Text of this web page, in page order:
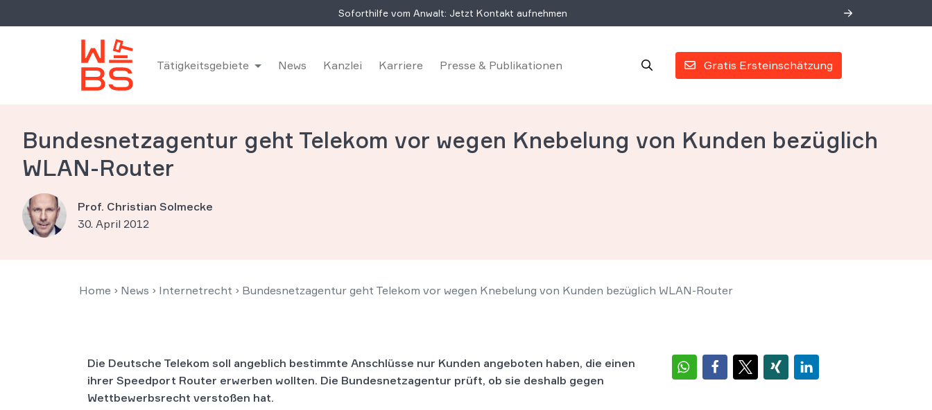
Soforthilfe vom Anwalt: Jetzt Kontakt aufnehmen
Gratis Ersteinschätzung
Tätigkeitsgebiete News Kanzlei Karriere Presse & Publikationen
Bundesnetzagentur geht Telekom vor wegen Knebelung von Kunden bezüglich
WLAN-Router
Prof. Christian Solmecke
30. April 2012
Home › News › Internetrecht › Bundesnetzagentur geht Telekom vor wegen Knebelung von Kunden bezüglich WLAN-Router
Die Deutsche Telekom soll angeblich bestimmte Anschlüsse nur Kunden angeboten haben, die einen
ihrer Speedport Router erwerben wollten. Die Bundesnetzagentur prüft, ob sie deshalb gegen
Wettbewerbsrecht verstoßen hat.